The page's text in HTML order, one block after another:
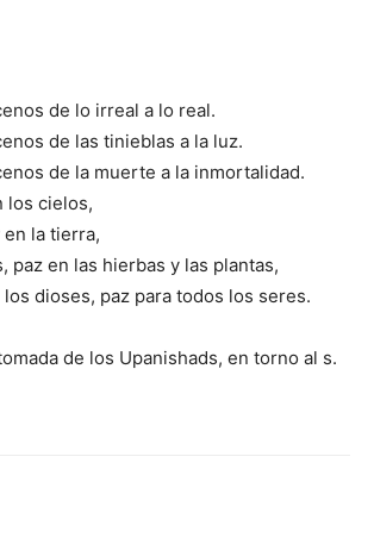
de lo irreal a lo real.
de las tinieblas a la luz.
de la muerte a la inmortalidad.
los cielos,
la tierra,
paz en las hierbas y las plantas,
dioses, paz para todos los seres.
de los Upanishads, en torno al s.